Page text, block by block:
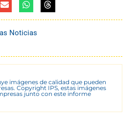
Noticias
imágenes de calidad que pueden
Copyright IPS, estas imágenes
junto con este informe